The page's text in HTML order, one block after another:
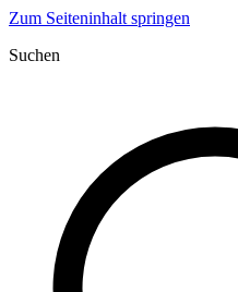
Zum Seiteninhalt springen
Suchen